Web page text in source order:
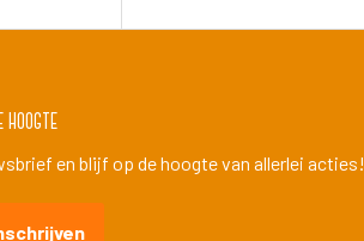
hoogte
en blijf op de hoogte van allerlei acties!